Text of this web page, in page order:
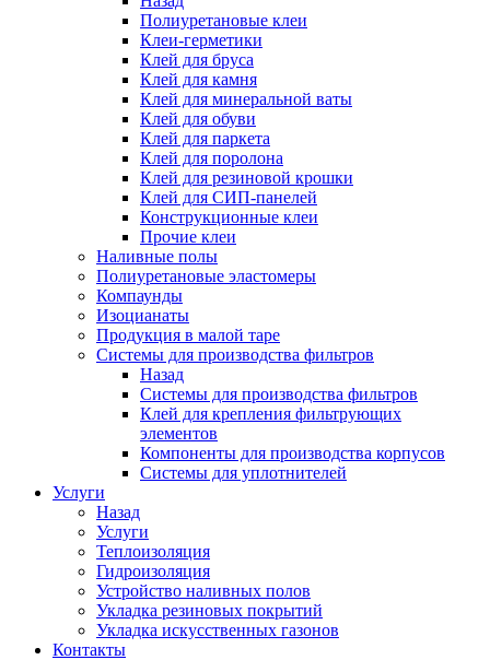
Полиуретановые клеи
Клеи-герметики
Клей для бруса
Клей для камня
Клей для минеральной ваты
Клей для обуви
Клей для паркета
Клей для поролона
Клей для резиновой крошки
Клей для СИП-панелей
Конструкционные клеи
Прочие клеи
Наливные полы
Полиуретановые эластомеры
Компаунды
Изоцианаты
Продукция в малой таре
Системы для производства фильтров
Назад
Системы для производства фильтров
Клей для крепления фильтрующих
элементов
Компоненты для производства корпусов
Системы для уплотнителей
Услуги
Назад
Услуги
Теплоизоляция
Гидроизоляция
Устройство наливных полов
Укладка резиновых покрытий
Укладка искусственных газонов
Контакты